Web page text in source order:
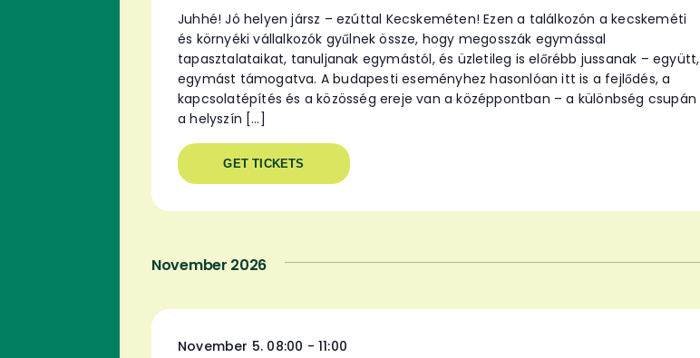
Juhhé! Jó helyen jársz – ezúttal Kecskeméten! Ezen a találkozón a kecskeméti
és környéki vállalkozók gyűlnek össze, hogy megosszák egymással
tapasztalataikat, tanuljanak egymástól, és üzletileg is előrébb jussanak – együtt,
egymást támogatva. A budapesti eseményhez hasonlóan itt is a fejlődés, a
kapcsolatépítés és a közösség ereje van a középpontban – a különbség csupán
a helyszín […]
GET TICKETS
November 2026
November 5. 08:00 -11:00